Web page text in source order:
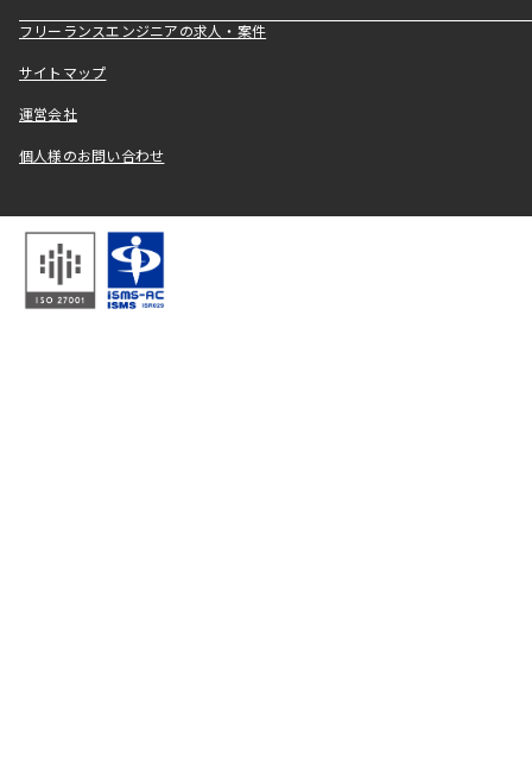
フリーランスエンジニアの求人・案件
サイトマップ
運営会社
個人様のお問い合わせ